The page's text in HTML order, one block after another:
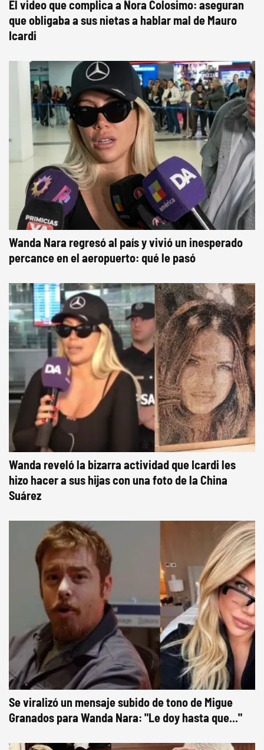
El video que complica a Nora Colosimo: aseguran
que obligaba a sus nietas a hablar mal de Mauro
Icardi
Wanda Nara regresó al país y vivió un inesperado
percance en el aeropuerto: qué le pasó
Wanda reveló la bizarra actividad que Icardi les
hizo hacer a sus hijas con una foto de la China
Suárez
Se viralizó un mensaje subido de tono de Migue
Granados para Wanda Nara: "Le doy hasta que..."